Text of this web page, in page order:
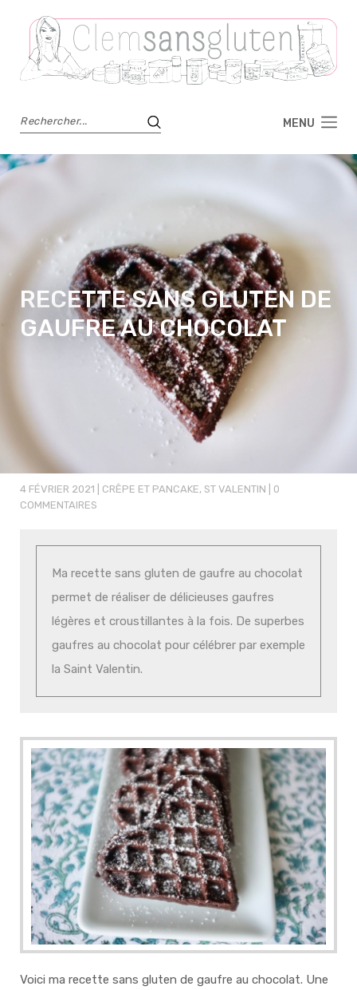
MENU
RECETTE SANS GLUTEN DE
GAUFRE AU CHOCOLAT
4 FÉVRIER 2021 CRÊPE ET PANCAKE, ST VALENTIN
0
COMMENTAIRES
Ma recette sans gluten de gaufre au chocolat
permet de réaliser de délicieuses gaufres
légères et croustillantes à la fois. De superbes
gaufres au chocolat pour célébrer par exemple
la Saint Valentin.
Voici ma recette sans gluten de gaufre au chocolat. Une